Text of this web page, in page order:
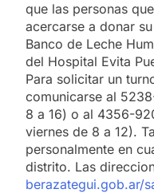
que las personas
acercarse a donar
Banco de Leche
del Hospital Evita
Para solicitar un
comunicarse al
8 a 16) o al 4356-
viernes de 8 a 12).
personalmente en
distrito. Las
berazategui.gob.ar/